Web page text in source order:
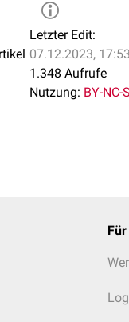
Letzter Edit:
07.12.2023, 17:53
1.348 Aufrufe
Nutzung: BY-NC-